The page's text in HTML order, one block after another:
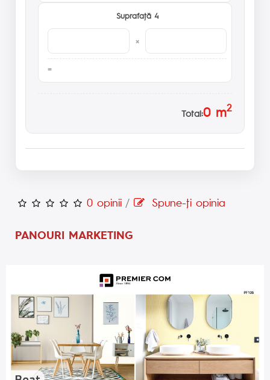
Suprafaţă 4
×
Total:0m2
0 opinii / Spune-ţi opinia
PANOURI MARKETING